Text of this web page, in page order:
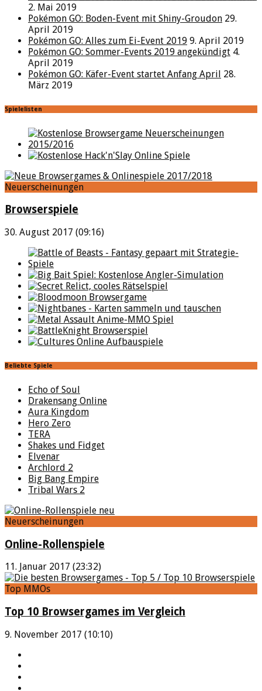
2. Mai 2019
Pokémon GO: Boden-Event mit Shiny-Groudon 29.
April 2019
Pokémon GO: Alles zum Ei-Event 2019 9. April 2019
Pokémon GO: Sommer-Events 2019 angekündigt 4.
April 2019
Pokémon GO: Käfer-Event startet Anfang April 28.
März 2019
Spielelisten
Neuerscheinungen
Browserspiele
30. August 2017 (09:16)
Beliebte Spiele
Echo of Soul
Drakensang Online
Aura Kingdom
Hero Zero
TERA
Shakes und Fidget
Elvenar
Archlord 2
Big Bang Empire
Tribal Wars 2
Neuerscheinungen
Online-Rollenspiele
11. Januar 2017 (23:32)
Top MMOs
Top 10 Browsergames im Vergleich
9. November 2017 (10:10)